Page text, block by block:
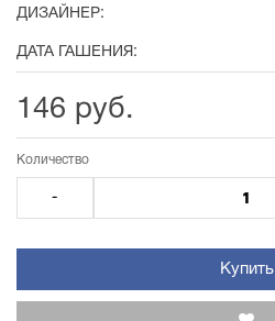
ДИЗАЙНЕР:
ДАТА ГАШЕНИЯ:
146 руб.
Количество
-
Купить